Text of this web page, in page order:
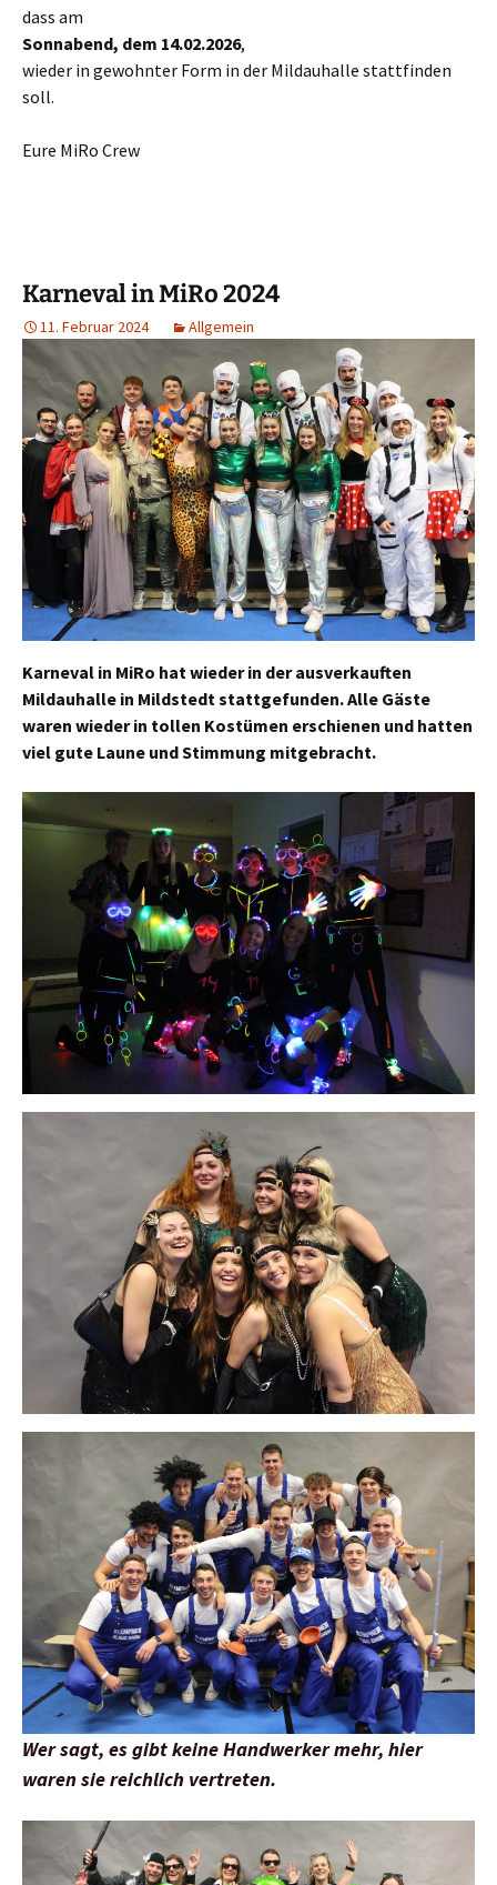
dass am
Sonnabend, dem 14.02.2026,
wieder in gewohnter Form in der Mildauhalle stattfinden
soll.
Eure MiRo Crew
Karneval in MiRo 2024
11. Februar 2024 Allgemein
Karneval in MiRo hat wieder in der ausverkauften
Mildauhalle in Mildstedt stattgefunden. Alle Gäste
waren wieder in tollen Kostümen erschienen und hatten
viel gute Laune und Stimmung mitgebracht.
Wer sagt, es gibt keine Handwerker mehr, hier
waren sie reichlich vertreten.